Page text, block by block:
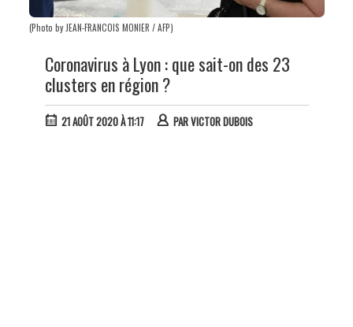
(Photo by JEAN-FRANCOIS MONIER / AFP)
Coronavirus à Lyon : que sait-on des 23
clusters en région ?
21 AOÛT 2020 À 11:17 PARVICTOR DUBOIS